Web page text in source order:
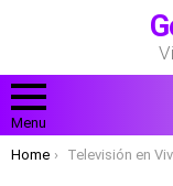
Menu
You are here:
Home Televisión en Vivo: Descuidos y